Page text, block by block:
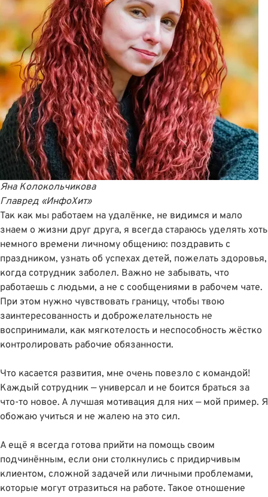
Яна Колокольчикова
Главред «ИнфоХит»
Так как мы работаем на удалëнке, не видимся и мало
знаем о жизни друг друга, я всегда стараюсь уделять хоть
немного времени личному общению: поздравить с
праздником, узнать об успехах детей, пожелать здоровья,
когда сотрудник заболел. Важно не забывать, что
работаешь с людьми, а не с сообщениями в рабочем чате.
При этом нужно чувствовать границу, чтобы твою
заинтересованность и доброжелательность не
воспринимали, как мягкотелость и неспособность жëстко
контролировать рабочие обязанности.
Что касается развития, мне очень повезло с командой!
Каждый сотрудник — универсал и не боится браться за
что-то новое. А лучшая мотивация для них — мой пример. Я
обожаю учиться и не жалею на это сил.
А ещë я всегда готова прийти на помощь своим
подчинённым, если они столкнулись с придирчивым
клиентом, сложной задачей или личными проблемами,
которые могут отразиться на работе. Такое отношение